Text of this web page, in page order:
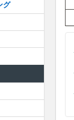
グ